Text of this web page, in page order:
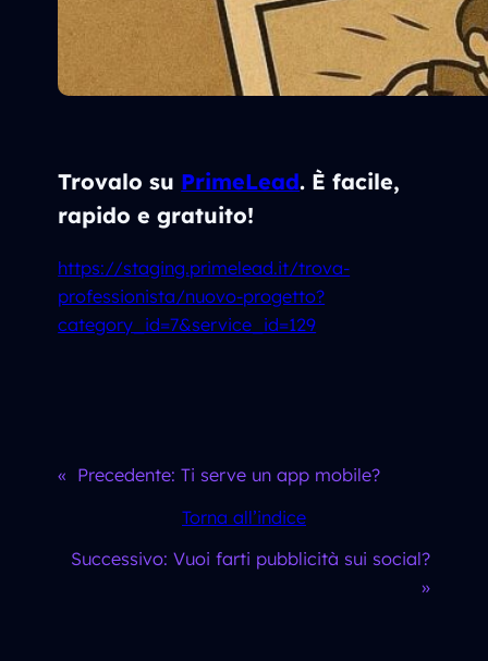
Trovalo su PrimeLead. È facile,
rapido e gratuito!
https://staging.primelead.it/trova-
professionista/nuovo-progetto?
category_id=7&service_id=129
« Precedente: Ti serve un app mobile?
Torna all’indice
Successivo: Vuoi farti pubblicità sui social?
»